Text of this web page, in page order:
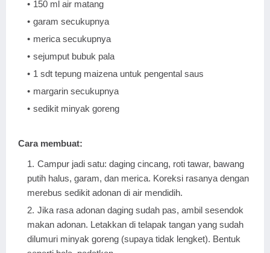
150 ml air matang
garam secukupnya
merica secukupnya
sejumput bubuk pala
1 sdt tepung maizena untuk pengental saus
margarin secukupnya
sedikit minyak goreng
Cara membuat:
Campur jadi satu: daging cincang, roti tawar, bawang
putih halus, garam, dan merica. Koreksi rasanya dengan
merebus sedikit adonan di air mendidih.
Jika rasa adonan daging sudah pas, ambil sesendok
makan adonan. Letakkan di telapak tangan yang sudah
dilumuri minyak goreng (supaya tidak lengket). Bentuk